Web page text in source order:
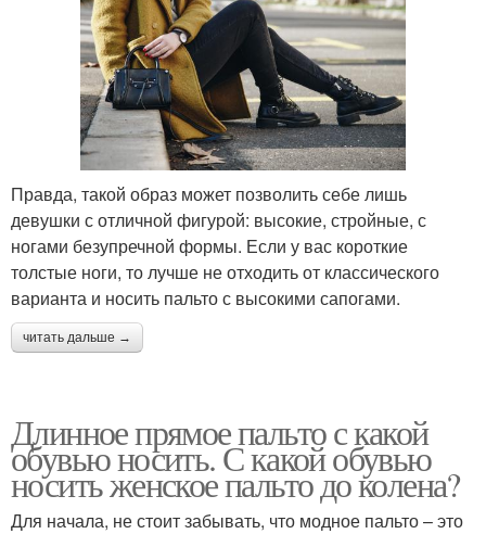
Правда, такой образ может позволить себе лишь
девушки с отличной фигурой: высокие, стройные, с
ногами безупречной формы. Если у вас короткие
толстые ноги, то лучше не отходить от классического
варианта и носить пальто с высокими сапогами.
читать дальше →
Длинное прямое пальто с какой
обувью носить. С какой обувью
носить женское пальто до колена?
Для начала, не стоит забывать, что модное пальто – это